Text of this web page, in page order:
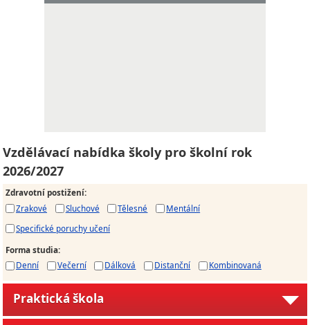
Vzdělávací nabídka školy pro školní rok
2026/2027
Zdravotní postižení:
Zrakové
Sluchové Tělesné
Mentální
Specifické poruchy učení
Forma studia:
Denní
Večerní Dálková Distanční Kombinovaná
Praktická škola